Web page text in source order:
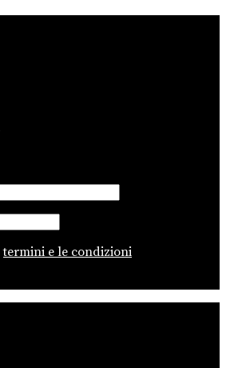
termini e le condizioni